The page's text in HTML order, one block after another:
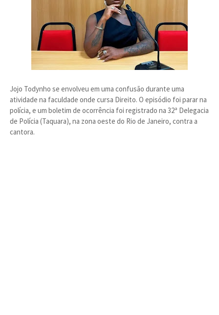
Jojo Todynho se envolveu em uma confusão durante uma
atividade na faculdade onde cursa Direito. O episódio foi parar na
polícia, e um boletim de ocorrência foi registrado na 32ª Delegacia
de Polícia (Taquara), na zona oeste do Rio de Janeiro, contra a
cantora.